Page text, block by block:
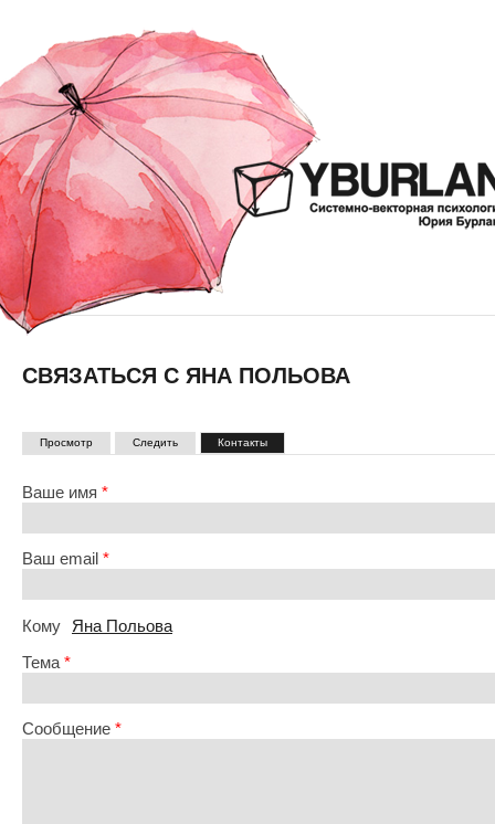
СВЯЗАТЬСЯ С ЯНА ПОЛЬОВА
ГЛАВНЫЕ ВКЛАДКИ
Просмотр Следить Контакты
Ваше имя *
Ваш email *
Кому Яна Польова
Тема *
Сообщение *